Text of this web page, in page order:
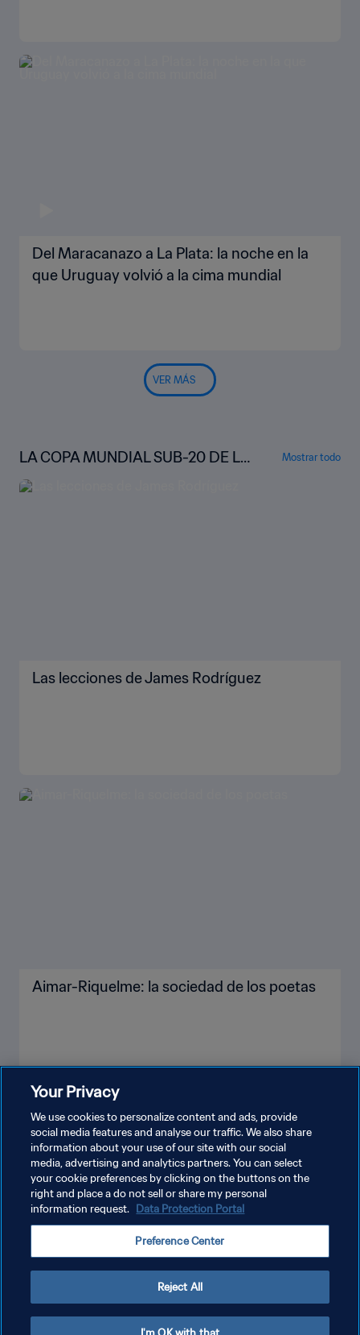
Del Maracanazo a La Plata: la noche en la
que Uruguay volvió a la cima mundial
VER MÁS
LA COPA MUNDIAL SUB-20 DE LA
FIFA™ BAJO LA LUPA
Mostrar todo
Las lecciones de James Rodríguez
Aimar-Riquelme: la sociedad de los poetas
VER MÁS
POLÍTICA DE PRIVACIDAD
TÉRMINOS DE SERVICIO
AJUSTAR LA CONFIGURACIÓN DE LAS COOKIES
Your Privacy
We use cookies to personalize content and ads, provide
social media features and analyse our traffic. We also share
information about your use of our site with our social
media, advertising and analytics partners. You can select
your cookie preferences by clicking on the buttons on the
right and place a do not sell or share my personal
information request. Data Protection Portal
Preference Center
Reject All